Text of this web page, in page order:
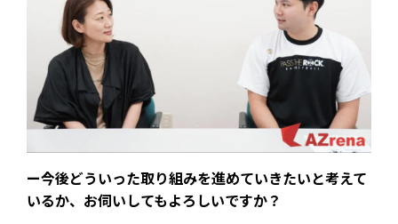
ー今後どういった取り組みを進めていきたいと考えて
いるか、お伺いしてもよろしいですか？